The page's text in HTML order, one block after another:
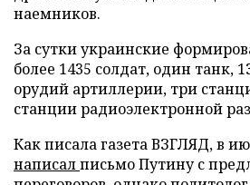
наемников.
За сутки украинские
более 1435 солдат, один танк,
орудий артиллерии, три
станции радиоэлектронной
Как писала газета ВЗГЛЯД, в
написалписьмо Путину с